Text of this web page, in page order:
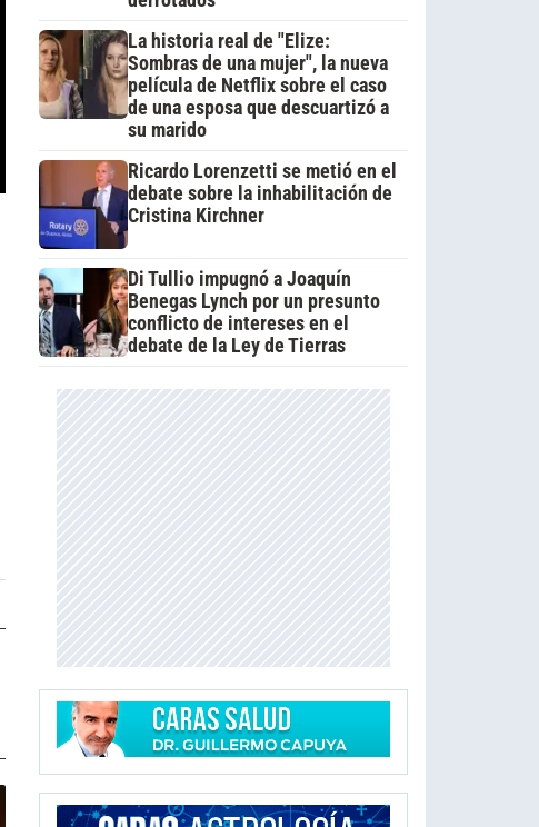
La historia real de "Elize:
Sombras de una mujer", la nueva
película de Netflix sobre el caso
de una esposa que descuartizó a
su marido
Ricardo Lorenzetti se metió en el
debate sobre la inhabilitación de
Cristina Kirchner
Di Tullio impugnó a Joaquín
Benegas Lynch por un presunto
conflicto de intereses en el
debate de la Ley de Tierras